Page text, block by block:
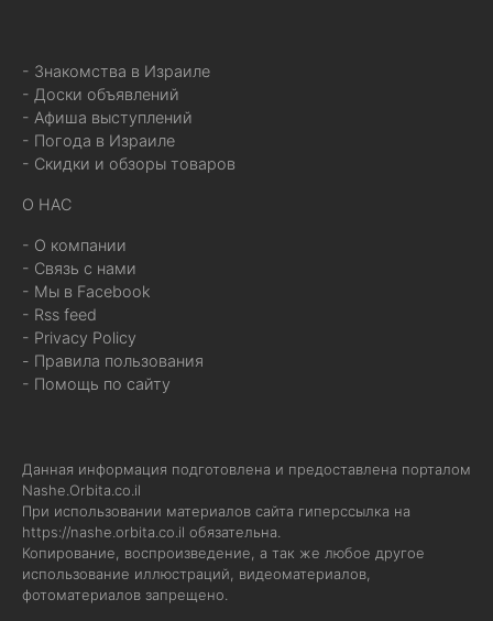
- Знакомства в Израиле
- Доски объявлений
- Афиша выступлений
- Погода в Израиле
- Скидки и обзоры товаров
О НАС
- О компании
- Связь с нами
- Мы в Facebook
- Rss feed
- Privacy Policy
- Правила пользования
- Помощь по сайту
Данная информация подготовлена и предоставлена порталом
Nashe.Orbita.co.il
При использовании материалов сайта гиперссылка на
https://nashe.orbita.co.il обязательна.
Копирование, воспроизведение, а так же любое другое
использование иллюстраций, видеоматериалов,
фотоматериалов запрещено.